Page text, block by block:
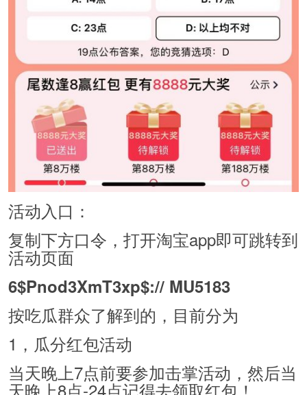
活动入口：
复制下方口令，打开淘宝app即可跳转到
活动页面
6$Pnod3XmT3xp$:// MU5183
按吃瓜群众了解到的，目前分为
1，瓜分红包活动
当天晚上7点前要参加击掌活动，然后当
天晚上8点-24点记得去领取红包！